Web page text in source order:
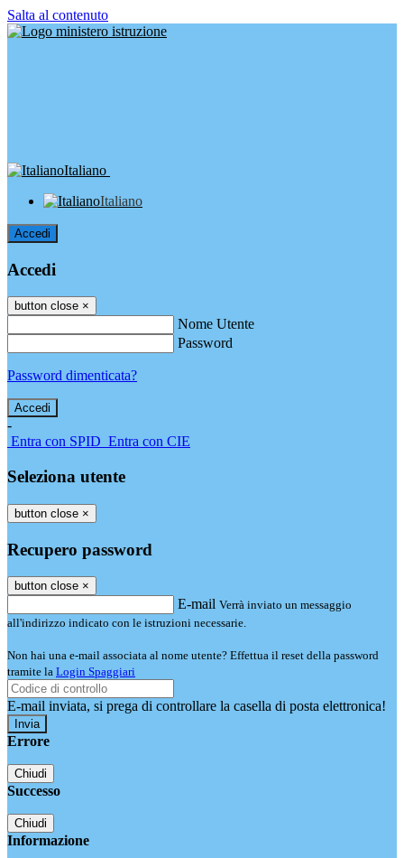
Salta al contenuto
Italiano
Italiano
Accedi
Accedi
button close ×
Nome Utente
Password
Password dimenticata?
-
Entra con SPID Entra con CIE
Seleziona utente
button close ×
Recupero password
button close ×
E-mail Verrà inviato un messaggio
all'indirizzo indicato con le istruzioni necessarie.
Non hai una e-mail associata al nome utente? Effettua il reset della password
tramite la Login Spaggiari
E-mail inviata, si prega di controllare la casella di posta elettronica!
Errore
Chiudi
Successo
Chiudi
Informazione